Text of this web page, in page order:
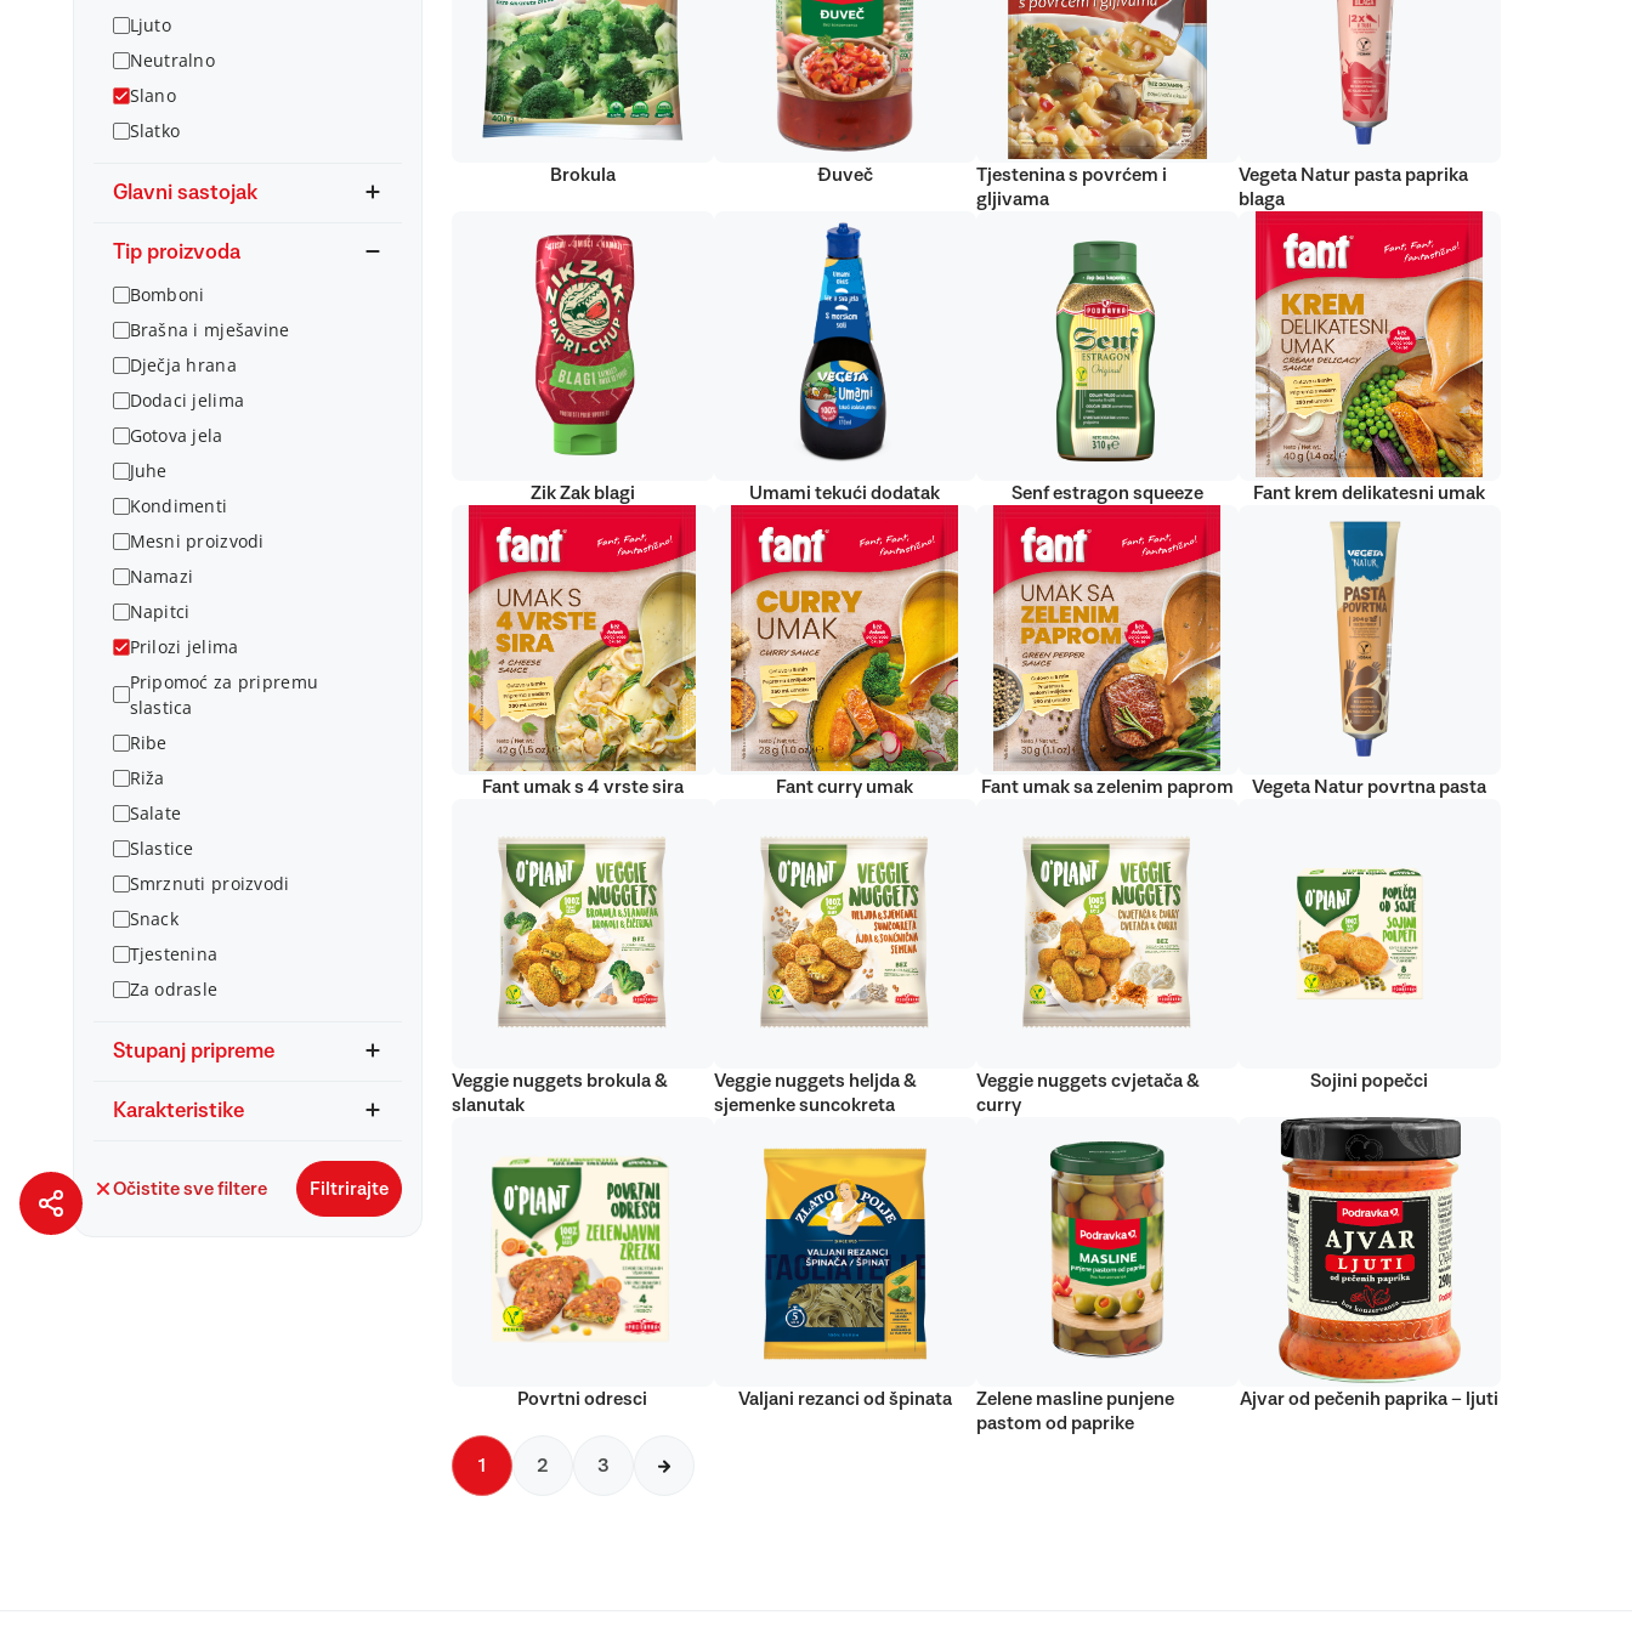
Ljuto
Neutralno
Slano
Slatko
Glavni sastojak
Tip proizvoda
Bomboni
Brašna i mješavine
Dječja hrana
Dodaci jelima
Gotova jela
Juhe
Kondimenti
Mesni proizvodi
Namazi
Napitci
Prilozi jelima
Pripomoć za pripremu
slastica
Ribe
Riža
Salate
Slastice
Smrznuti proizvodi
Snack
Tjestenina
Za odrasle
Stupanj pripreme
Karakteristike
Očistite sve filtere Filtrirajte
Brokula Đuveč
Tjestenina s povrćem i
gljivama
Vegeta Natur pasta paprika
blaga
Zik Zak blagi Umami tekući dodatak Senf estragon squeeze Fant krem delikatesni umak
Fant umak s 4 vrste sira Fant curry umak Fant umak sa zelenim paprom Vegeta Natur povrtna pasta
Veggie nuggets brokula &
slanutak
Veggie nuggets heljda &
sjemenke suncokreta
Veggie nuggets cvjetača &
curry
Sojini popečci
Povrtni odresci Valjani rezanci od špinata
Zelene masline punjene
pastom od paprike
Ajvar od pečenih paprika – ljuti
1 2 3